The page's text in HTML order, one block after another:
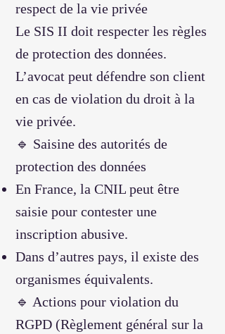
respect de la vie privée
Le SIS II doit respecter les règles
de protection des données.
L’avocat peut défendre son client
en cas de violation du droit à la
vie privée.
🔹 Saisine des autorités de
protection des données
En France, la CNIL peut être
saisie pour contester une
inscription abusive.
Dans d’autres pays, il existe des
organismes équivalents.
🔹 Actions pour violation du
RGPD (Règlement général sur la